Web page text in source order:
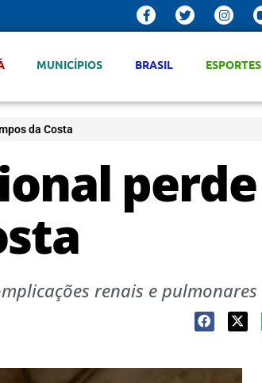
MUNICÍPIOS BRASIL ESPORTES
da Costa
perde
renais e pulmonares